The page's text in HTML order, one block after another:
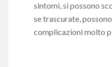
sintomi, si possono
se trascurate,
complicazioni molto